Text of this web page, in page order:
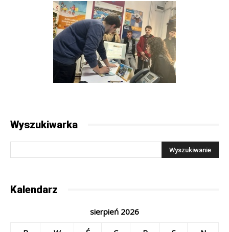
Wyszukiwarka
Kalendarz
sierpień 2026